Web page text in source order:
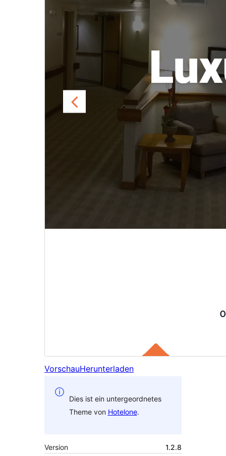
VorschauHerunterladen
Dies ist ein untergeordnetes
Theme von Hotelone.
Version
1.2.8